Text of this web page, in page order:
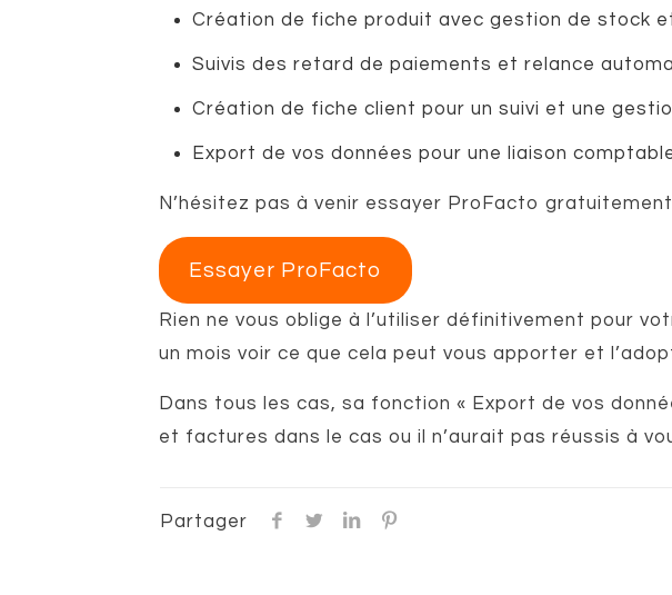
Création de fiche produit avec gestion de stock
Suivis des retard de paiements et relance
Création de fiche client pour un suivi et une
Export de vos données pour une liaison
N’hésitez pas à venir essayer ProFacto
Essayer ProFacto
Rien ne vous oblige à l’utiliser définitivement pour
un mois voir ce que cela peut vous apporter et
Dans tous les cas, sa fonction « Export de vos
et factures dans le cas ou il n’aurait pas réussis à
Partager